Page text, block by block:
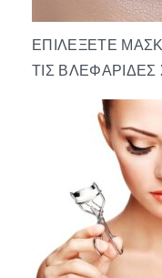
ΕΠΙΛΈΞΕΤΕ
ΤΙΣ ΒΛΕΦΑΡΊΔΕΣ